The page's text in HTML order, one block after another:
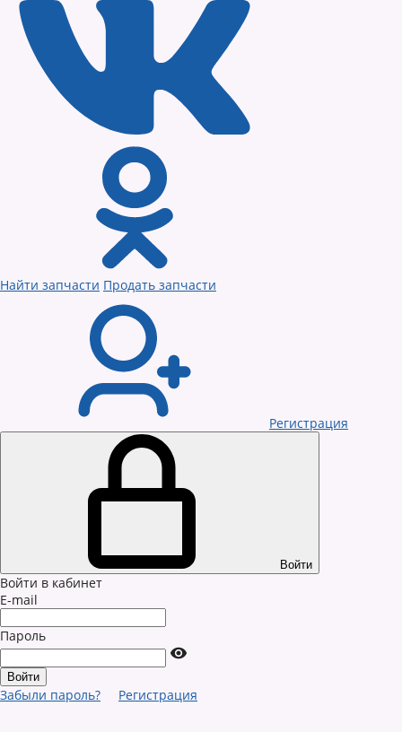
Найти запчасти Продать запчасти
Регистрация
Войти
Войти в кабинет
E-mail
Пароль
Забыли пароль? Регистрация